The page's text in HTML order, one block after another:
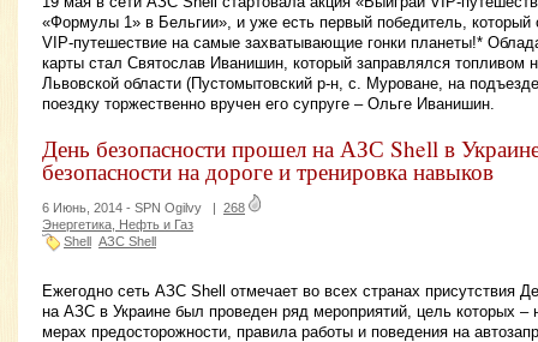
«Формулы 1» в Бельгии», и уже есть первый победитель, который
VIP-путешествие на самые захватывающие гонки планеты!*
карты стал Святослав Иванишин, который заправлялся
Львовской области (Пустомытовский р-н, с. Муроване, на
поездку торжественно вручен его супруге – Ольге Иванишин.
День безопасности прошел на АЗС Shell в
безопасности на дороге и тренировка навыков
6 Июнь, 2014 - SPN Ogilvy | 268
Энергетика, Нефть и Газ
Shell АЗС Shell
Ежегодно сеть АЗС Shell отмечает во всех странах присутствия
на АЗС в Украине был проведен ряд мероприятий, цель которых –
мерах предосторожности, правила работы и поведения на